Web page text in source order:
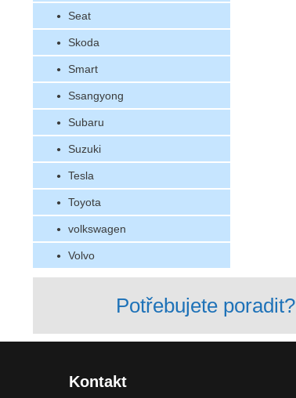
Seat
Skoda
Smart
Ssangyong
Subaru
Suzuki
Tesla
Toyota
volkswagen
Volvo
Potřebujete poradit?
Kontakt